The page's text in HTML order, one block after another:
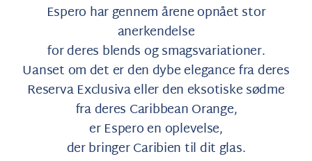
Espero har gennem årene opnået stor
anerkendelse
for deres blends og smagsvariationer.
Uanset om det er den dybe elegance fra deres
Reserva Exclusiva eller den eksotiske sødme
fra deres Caribbean Orange,
er Espero en oplevelse,
der bringer Caribien til dit glas.